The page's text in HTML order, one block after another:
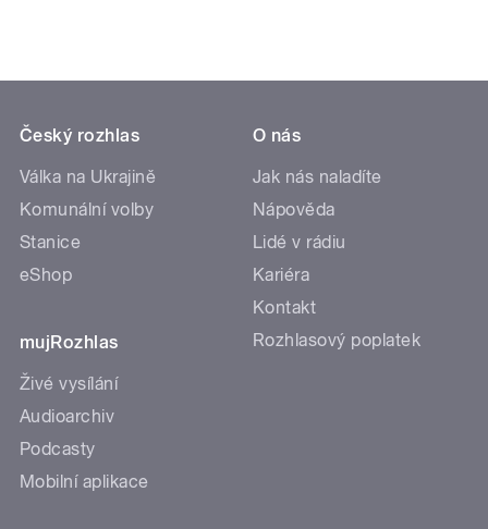
Český rozhlas
Válka na Ukrajině
Komunální volby
Stanice
eShop
mujRozhlas
Živé vysílání
Audioarchiv
Podcasty
Mobilní aplikace
O nás
Jak nás naladíte
Nápověda
Lidé v rádiu
Kariéra
Kontakt
Rozhlasový poplatek